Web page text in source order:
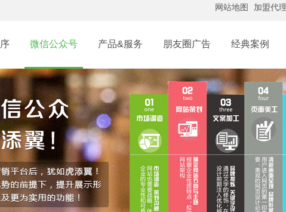
网站地图 加盟代
商城小程序
小程序定制开发 AI智能名片
装修行业小程序 家政行业小程序
旅游行业小程序 跑腿小程序
咨询热线：400-763-8538
微信公众号
门店系统 餐饮餐厅
容美发 外卖订餐
分销微商城 全网营销平台
营销模块
抢红包
粉丝管理
微场景
咨询热线：400-763-8538 加盟代理： 18615003332 周一到
产品&服务
自适应网站
品牌网站
网站改版
企业邮箱
APP开发
IOS APP开发
电商/商城APP开发
淘客
社交APP开发
APP开
智能硬件APP开发
门面/企业展示类APP开发
朋友圈广告
广告资源
社交广告+小程序 朋友圈广告 微信公众号广告
QQ广告 QQ空间广告 腾讯新闻广告
腾讯视频广告 知乎效果广告
咨询热线：400-763-8538
经典案例